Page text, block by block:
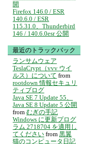
開
Firefox 146.0 / ESR
140.6.0 / ESR
115.31.0、Thunderbird
146 / 140.6.0esr 公開
最近のトラックバック
ランサムウェア
TeslaCrypt（vvv ウイ
ルス）について from
rootdown 情報セキュリ
ティブログ
Java SE 7 Update 55、
Java SE 8 Update 5 公開
from むぎの手記
Windows に更新プログ
ラム 2718704 を適用し
てください from 黒翼
猫のコンピュータ日記